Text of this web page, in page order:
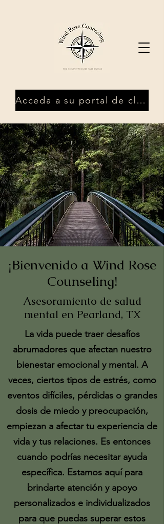
Acceda a su portal de clientes
¡Bienvenido a Wind Rose
Counseling!
Asesoramiento de salud
mental en Pearland, TX
La vida puede traer desafíos
abrumadores que afectan nuestro
bienestar emocional y mental. A
veces, ciertos tipos de estrés, como
eventos difíciles, pérdidas o grandes
dosis de miedo y preocupación,
empiezan a afectar tu experiencia de
vida y tus relaciones. Es entonces
cuando podrías necesitar ayuda
específica. Estamos aquí para
brindarte atención y apoyo
personalizados e individualizados
para que puedas superar estos